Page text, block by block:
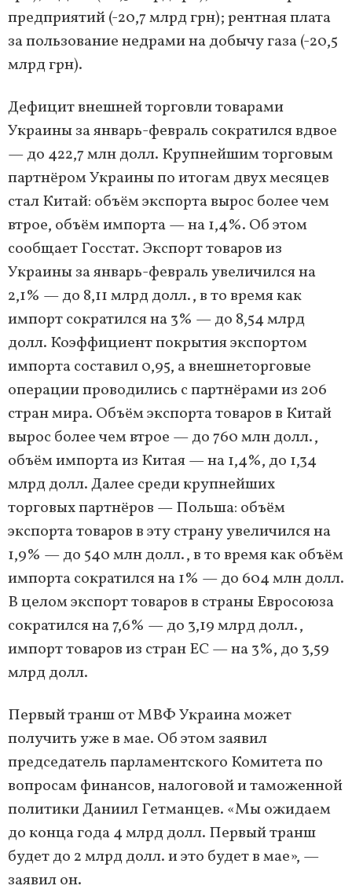
предприятий (-20,7 млрд грн); рентная плата
за пользование недрами на добычу газа (-20,5
млрд грн).
Дефицит внешней торговли товарами
Украины за январь-февраль сократился вдвое
— до 422,7 млн долл. Крупнейшим торговым
партнёром Украины по итогам двух месяцев
стал Китай: объём экспорта вырос более чем
втрое, объём импорта — на 1,4%. Об этом
сообщает Госстат. Экспорт товаров из
Украины за январь-февраль увеличился на
2,1% — до 8,11 млрд долл., в то время как
импорт сократился на 3% — до 8,54 млрд
долл. Коэффициент покрытия экспортом
импорта составил 0,95, а внешнеторговые
операции проводились с партнёрами из 206
стран мира. Объём экспорта товаров в Китай
вырос более чем втрое — до 760 млн долл.,
объём импорта из Китая — на 1,4%, до 1,34
млрд долл. Далее среди крупнейших
торговых партнёров — Польша: объём
экспорта товаров в эту страну увеличился на
1,9% — до 540 млн долл., в то время как объём
импорта сократился на 1% — до 604 млн долл.
В целом экспорт товаров в страны Евросоюза
сократился на 7,6% — до 3,19 млрд долл.,
импорт товаров из стран ЕС — на 3%, до 3,59
млрд долл.
Первый транш от МВФ Украина может
получить уже в мае. Об этом заявил
председатель парламентского Комитета по
вопросам финансов, налоговой и таможенной
политики Даниил Гетманцев. «Мы ожидаем
до конца года 4 млрд долл. Первый транш
будет до 2 млрд долл. и это будет в мае», —
заявил он.